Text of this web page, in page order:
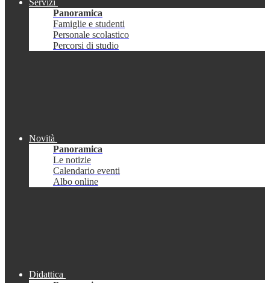
Servizi
Panoramica
Famiglie e studenti
Personale scolastico
Percorsi di studio
Novità
Panoramica
Le notizie
Calendario eventi
Albo online
Didattica